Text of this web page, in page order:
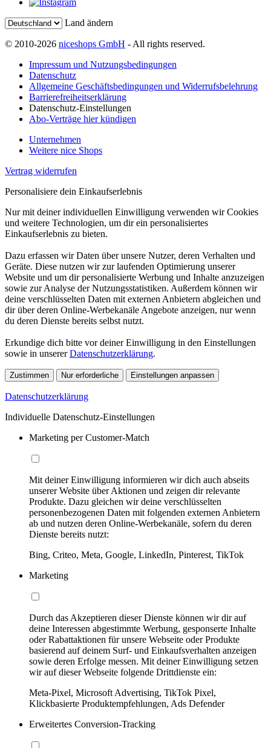
Land ändern
© 2010-2026 niceshops GmbH - All rights reserved.
Impressum und Nutzungsbedingungen
Datenschutz
Allgemeine Geschäftsbedingungen und Widerrufsbelehrung
Barrierefreiheitserklärung
Datenschutz-Einstellungen
Abo-Verträge hier kündigen
Unternehmen
Weitere nice Shops
Vertrag widerrufen
Personalisiere dein Einkaufserlebnis
Nur mit deiner individuellen Einwilligung verwenden wir Cookies
und weitere Technologien, um dir ein personalisiertes
Einkaufserlebnis zu bieten.
Dazu erfassen wir Daten über unsere Nutzer, deren Verhalten und
Geräte. Diese nutzen wir zur laufenden Optimierung unserer
Website und um dir personalisierte Werbung und Inhalte anzuzeigen
sowie zur Analyse der Nutzungsstatistiken. Außerdem können wir
deine verschlüsselten Daten mit externen Anbietern abgleichen und
dir über deren Online-Werbekanäle Angebote anzeigen, nur wenn
du deren Dienste bereits selbst nutzt.
Erkundige dich bitte vor deiner Einwilligung in den Einstellungen
sowie in unsererDatenschutzerklärung.
Zustimmen Nur erforderliche Einstellungen anpassen
Datenschutzerklärung
Individuelle Datenschutz-Einstellungen
Marketing per Customer-Match
Mit deiner Einwilligung informieren wir dich auch abseits
unserer Website über Aktionen und zeigen dir relevante
Produkte. Dazu gleichen wir deine verschlüsselten
personenbezogenen Daten mit folgenden externen Anbietern
ab und nutzen deren Online-Werbekanäle, sofern du deren
Dienste bereits nutzt:
Bing, Criteo, Meta, Google, LinkedIn, Pinterest, TikTok
Marketing
Durch das Akzeptieren dieser Dienste können wir dir auf
deine Interessen abgestimmte Werbung, gesponserte Inhalte
oder Rabattaktionen für unsere Webseite oder Produkte
basierend auf deinem Surf- und Einkaufsverhalten anzeigen
sowie deren Erfolge messen. Mit deiner Einwilligung setzen
wir auf dieser Webseite folgende Drittdienste ein:
Meta-Pixel, Microsoft Advertising, TikTok Pixel,
Klickbasierte Produktempfehlungen, Ads Defender
Erweitertes Conversion-Tracking